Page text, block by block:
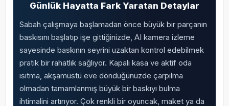
Günlük Hayatta Fark Yaratan Detaylar
Sabah çalışmaya başlamadan önce büyük bir parçanın
baskısını başlatıp işe gittiğinizde, AI kamera izleme
sayesinde baskının seyrini uzaktan kontrol edebilmek
pratik bir rahatlık sağlıyor. Kapalı kasa ve aktif oda
ısıtma, akşamüstü eve döndüğünüzde çarpılma
olmadan tamamlanmış büyük bir baskıyı bulma
ihtimalini artırıyor. Çok renkli bir oyuncak, maket ya da